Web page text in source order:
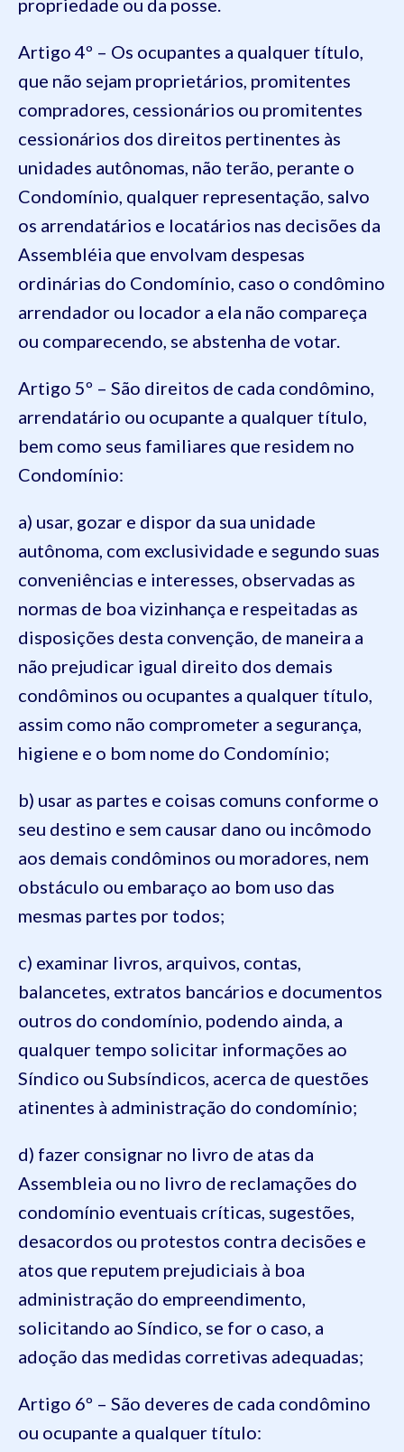
propriedade ou da posse.
Artigo 4º – Os ocupantes a qualquer título,
que não sejam proprietários, promitentes
compradores, cessionários ou promitentes
cessionários dos direitos pertinentes às
unidades autônomas, não terão, perante o
Condomínio, qualquer representação, salvo
os arrendatários e locatários nas decisões da
Assembléia que envolvam despesas
ordinárias do Condomínio, caso o condômino
arrendador ou locador a ela não compareça
ou comparecendo, se abstenha de votar.
Artigo 5º – São direitos de cada condômino,
arrendatário ou ocupante a qualquer título,
bem como seus familiares que residem no
Condomínio:
a) usar, gozar e dispor da sua unidade
autônoma, com exclusividade e segundo suas
conveniências e interesses, observadas as
normas de boa vizinhança e respeitadas as
disposições desta convenção, de maneira a
não prejudicar igual direito dos demais
condôminos ou ocupantes a qualquer título,
assim como não comprometer a segurança,
higiene e o bom nome do Condomínio;
b) usar as partes e coisas comuns conforme o
seu destino e sem causar dano ou incômodo
aos demais condôminos ou moradores, nem
obstáculo ou embaraço ao bom uso das
mesmas partes por todos;
c) examinar livros, arquivos, contas,
balancetes, extratos bancários e documentos
outros do condomínio, podendo ainda, a
qualquer tempo solicitar informações ao
Síndico ou Subsíndicos, acerca de questões
atinentes à administração do condomínio;
d) fazer consignar no livro de atas da
Assembleia ou no livro de reclamações do
condomínio eventuais críticas, sugestões,
desacordos ou protestos contra decisões e
atos que reputem prejudiciais à boa
administração do empreendimento,
solicitando ao Síndico, se for o caso, a
adoção das medidas corretivas adequadas;
Artigo 6º – São deveres de cada condômino
ou ocupante a qualquer título: